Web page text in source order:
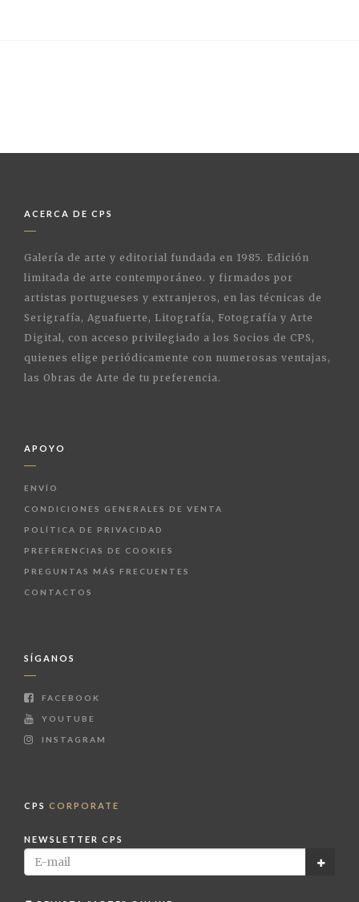
ACERCA DE CPS
Galería de arte y editorial fundada en 1985. Edición
limitada de arte contemporáneo. y firmados por
artistas portugueses y extranjeros, en las técnicas de
Serigrafía, Aguafuerte, Litografía, Fotografía y Arte
Digital, con acceso privilegiado a los Socios de CPS,
quienes elige periódicamente con numerosas ventajas,
las Obras de Arte de tu preferencia.
APOYO
ENVÍO
CONDICIONES GENERALES DE VENTA
POLÍTICA DE PRIVACIDAD
PREFERENCIAS DE COOKIES
PREGUNTAS MÁS FRECUENTES
CONTACTOS
SÍGANOS
FACEBOOK
YOUTUBE
INSTAGRAM
CPS CORPORATE
NEWSLETTER CPS